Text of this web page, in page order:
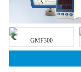
GMF300